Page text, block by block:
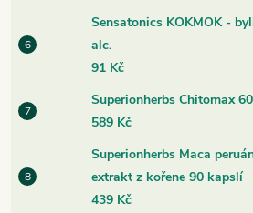
Sensatonics KOKMOK -
alc.
91 Kč
Superionherbs Chitomax
589 Kč
Superionherbs Maca
extrakt z kořene 90 kapslí
439 Kč